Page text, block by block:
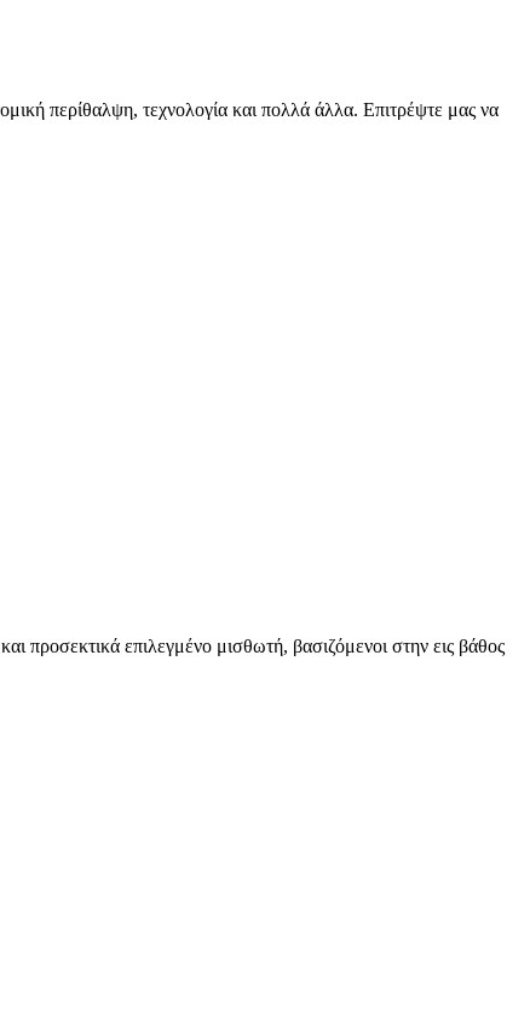
περίθαλψη, τεχνολογία και πολλά άλλα. Επιτρέψτε μας να
προσεκτικά επιλεγμένο μισθωτή, βασιζόμενοι στην εις βάθος